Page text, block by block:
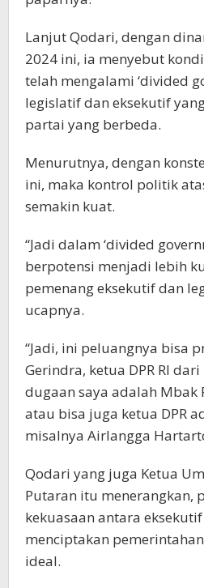
Lanjut Qodari, dengan
2024 ini, ia menyebut
telah mengalami ‘divided
legislatif dan eksekutif
partai yang berbeda.
Menurutnya, dengan
ini, maka kontrol politik
semakin kuat.
“Jadi dalam ‘divided
berpotensi menjadi lebih
pemenang eksekutif dan
ucapnya.
“Jadi, ini peluangnya bisa
Gerindra, ketua DPR RI
dugaan saya adalah Mbak
atau bisa juga ketua DPR
misalnya Airlangga
Qodari yang juga Ketua
Putaran itu menerangkan,
kekuasaan antara
menciptakan
ideal.